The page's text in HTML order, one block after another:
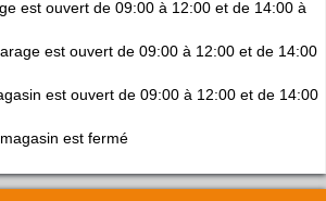
est ouvert de 09:00 à 12:00 et de 14:00 à
est ouvert de 09:00 à 12:00 et de 14:00
est ouvert de 09:00 à 12:00 et de 14:00
est fermé